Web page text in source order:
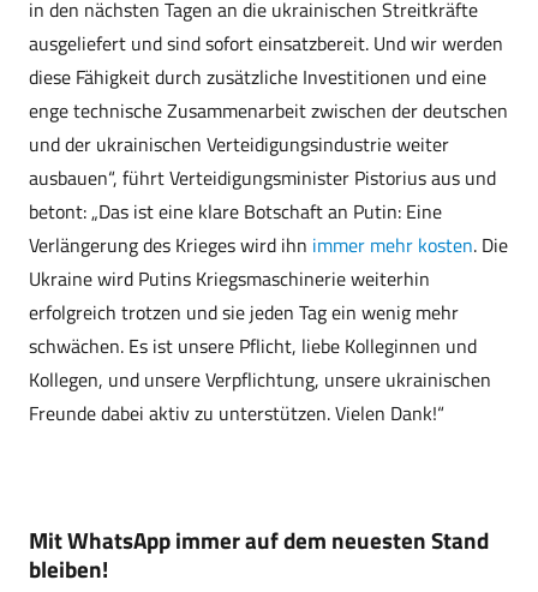
in den nächsten Tagen an die ukrainischen Streitkräfte
ausgeliefert und sind sofort einsatzbereit. Und wir werden
diese Fähigkeit durch zusätzliche Investitionen und eine
enge technische Zusammenarbeit zwischen der deutschen
und der ukrainischen Verteidigungsindustrie weiter
ausbauen“, führt Verteidigungsminister Pistorius aus und
betont: „Das ist eine klare Botschaft an Putin: Eine
Verlängerung des Krieges wird ihn immer mehr kosten. Die
Ukraine wird Putins Kriegsmaschinerie weiterhin
erfolgreich trotzen und sie jeden Tag ein wenig mehr
schwächen. Es ist unsere Pflicht, liebe Kolleginnen und
Kollegen, und unsere Verpflichtung, unsere ukrainischen
Freunde dabei aktiv zu unterstützen. Vielen Dank!“
Mit WhatsApp immer auf dem neuesten Stand
bleiben!